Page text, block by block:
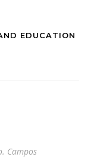
EDUCATION
Campos